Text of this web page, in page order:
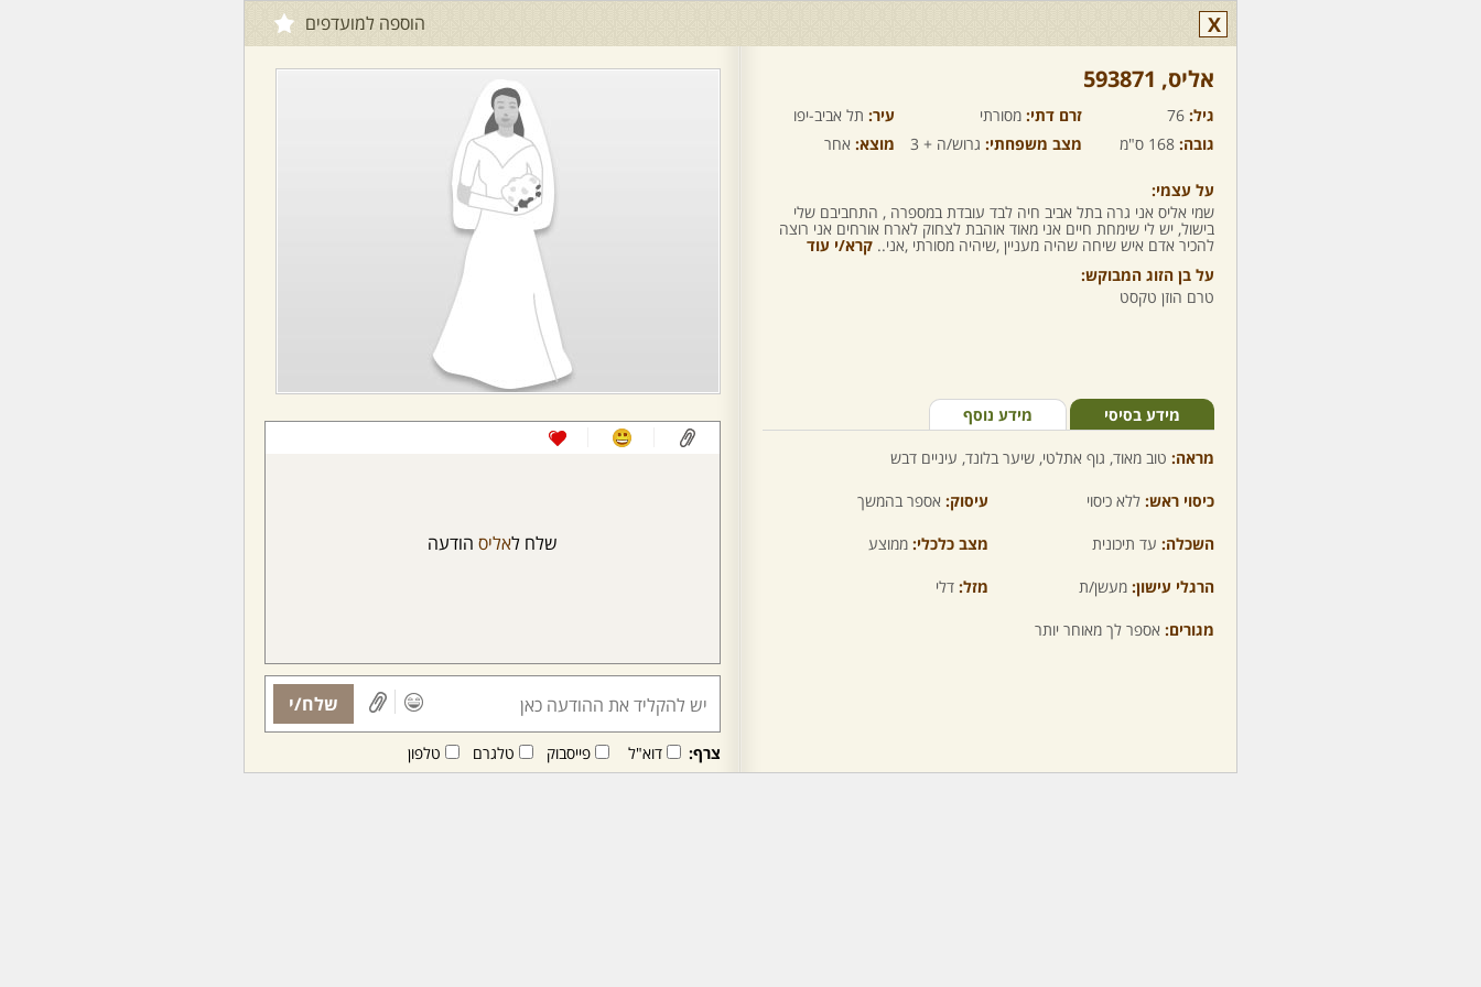
X הוספה למועדפים
אליס,‏ 593871
גיל: 76 זרם דתי: מסורתי עיר: תל אביב-יפו
גובה: 168 ס"מ מצב משפחתי: גרוש/ה + 3 מוצא: אחר
על עצמי:
שמי אליס אני גרה בתל אביב חיה לבד עובדת במספרה , התחביבם שלי
בישול, יש לי שימחת חיים אני מאוד אוהבת לצחוק לארח אורחים אני רוצה
להכיר אדם איש שיחה שהיה מעניין ,שיהיה מסורתי ,אני.. קרא/י עוד
על בן הזוג המבוקש:
טרם הוזן טקסט
מידע בסיסי מידע נוסף
מראה: טוב מאוד, גוף אתלטי, שיער בלונד, עיניים דבש
כיסוי ראש: ללא כיסוי עיסוק: אספר בהמשך
השכלה: עד תיכונית מצב כלכלי: ממוצע
הרגלי עישון: מעשן/ת מזל: דלי
מגורים: אספר לך מאוחר יותר
שלח לאליס הודעה
שלח/י
צרף: דוא"ל פייסבוק טלגרם טלפון